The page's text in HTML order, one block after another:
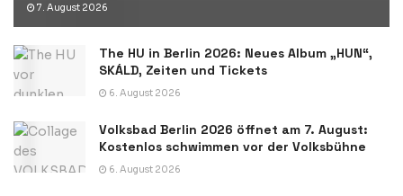
7. August 2026
The HU in Berlin 2026: Neues Album „HUN“,
SKÁLD, Zeiten und Tickets
6. August 2026
Volksbad Berlin 2026 öffnet am 7. August:
Kostenlos schwimmen vor der Volksbühne
6. August 2026